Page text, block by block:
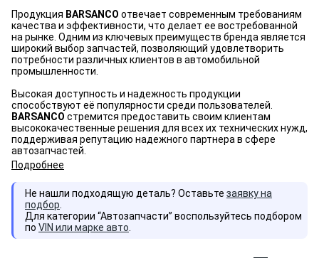
Продукция BARSANCO отвечает современным требованиям
качества и эффективности, что делает ее востребованной
на рынке. Одним из ключевых преимуществ бренда является
широкий выбор запчастей, позволяющий удовлетворить
потребности различных клиентов в автомобильной
промышленности.
Высокая доступность и надежность продукции
способствуют её популярности среди пользователей.
BARSANCO стремится предоставить своим клиентам
высококачественные решения для всех их технических нужд,
поддерживая репутацию надежного партнера в сфере
автозапчастей.
Подробнее
Не нашли подходящую деталь? Оставьте заявку на
подбор
Для категории “Автозапчасти” воспользуйтесь подбором
по VIN или марке авто